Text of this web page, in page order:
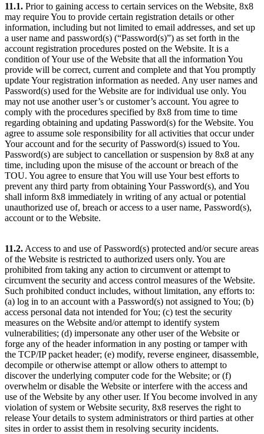
11.1. Prior to gaining access to certain services on the Website, 8x8
may require You to provide certain registration details or other
information, including but not limited to email addresses, and set up
a user name and password(s) (“Password(s)”) as set forth in the
account registration procedures posted on the Website. It is a
condition of Your use of the Website that all the information You
provide will be correct, current and complete and that You promptly
update Your registration information as needed. Any user names and
Password(s) used for the Website are for individual use only. You
may not use another user’s or customer’s account. You agree to
comply with the procedures specified by 8x8 from time to time
regarding obtaining and updating Password(s) for the Website. You
agree to assume sole responsibility for all activities that occur under
Your account and for the security of Password(s) issued to You.
Password(s) are subject to cancellation or suspension by 8x8 at any
time, including upon the misuse of the account or breach of the
TOU. You agree to ensure that You will use Your best efforts to
prevent any third party from obtaining Your Password(s), and You
shall inform 8x8 immediately in writing of any actual or potential
unauthorized use of, breach or access to a user name, Password(s),
account or to the Website.
11.2. Access to and use of Password(s) protected and/or secure areas
of the Website is restricted to authorized users only. You are
prohibited from taking any action to circumvent or attempt to
circumvent the security and access control measures of the Website.
Such prohibited conduct includes, without limitation, any efforts to:
(a) log in to an account with a Password(s) not assigned to You; (b)
access personal data not intended for You; (c) test the security
measures on the Website and/or attempt to identify system
vulnerabilities; (d) impersonate any other user of the Website or
forge any of the header information in any posting or tamper with
the TCP/IP packet header; (e) modify, reverse engineer, disassemble,
decompile or otherwise attempt or allow others to attempt to
discover the underlying computer code for the Website; or (f)
overwhelm or disable the Website or interfere with the access and
use of the Website by any other user. If You become involved in any
violation of system or Website security, 8x8 reserves the right to
release Your details to system administrators or third parties at other
sites in order to assist them in resolving security incidents.